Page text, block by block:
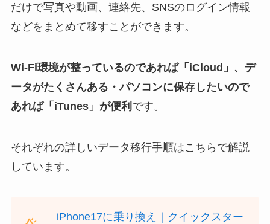
だけで写真や動画、連絡先、SNSのログイン情報
などをまとめて移すことができます。
Wi-Fi環境が整っているのであれば「iCloud」、デ
ータがたくさんある・パソコンに保存したいので
あれば「iTunes」が便利 です。
それぞれの詳しいデータ移行手順はこちらで解説
しています。
iPhone17に乗り換え｜クイックスター